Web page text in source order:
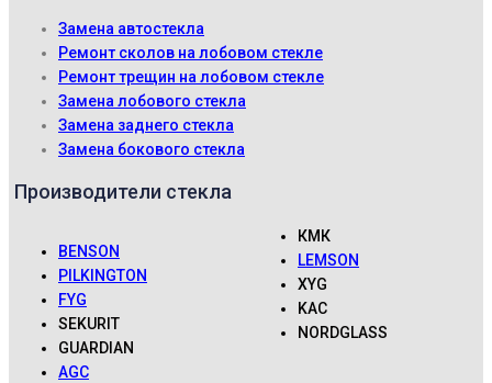
Замена автостекла
Ремонт сколов на лобовом стекле
Ремонт трещин на лобовом стекле
Замена лобового стекла
Замена заднего стекла
Замена бокового стекла
Производители стекла
BENSON
PILKINGTON
FYG
SEKURIT
GUARDIAN
AGC
КМК
LEMSON
XYG
KAC
NORDGLASS